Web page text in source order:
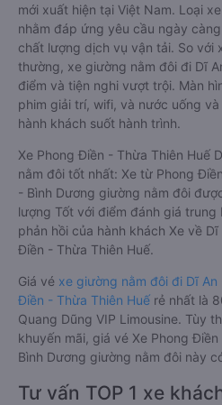
mới xuất hiện tại Việt Nam. Loại
nhằm đáp ứng yêu cầu ngày
chất lượng dịch vụ vận tải. So với
thường, xe giường nằm đôi đi Dĩ
điểm và tiện nghi vượt trội. Màn
phim giải trí, wifi, và nước uống
hành khách suốt hành trình.
Xe Phong Điền - Thừa Thiên Huế
nằm đôi tốt nhất: Xe từ Phong
- Bình Dương giường nằm đôi
lượng Tốt với điểm đánh giá
phản hồi của hành khách Xe về
Điền - Thừa Thiên Huế.
Giá vé xe giường nằm đôi đi Dĩ
Điền - Thừa Thiên Huế rẻ nhất là
Quang Dũng VIP Limousine. Tùy
khuyến mãi, giá vé Xe Phong
Bình Dương giường nằm đôi này
Tư vấn TOP 1 xe